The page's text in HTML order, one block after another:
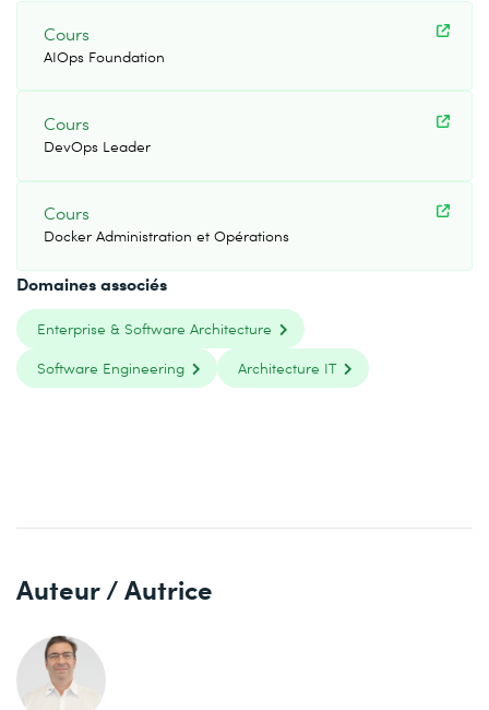
Cours
AIOps Foundation
Cours
DevOps Leader
Cours
Docker Administration et Opérations
Domaines associés
Enterprise & Software Architecture
Software Engineering
Architecture IT
Auteur / Autrice